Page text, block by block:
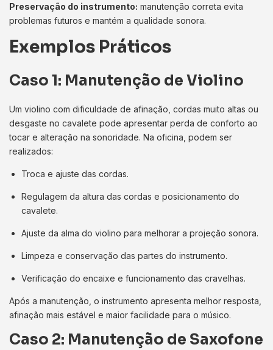
Preservação do instrumento: manutenção correta evita
problemas futuros e mantém a qualidade sonora.
Exemplos Práticos
Caso 1: Manutenção de Violino
Um violino com dificuldade de afinação, cordas muito altas ou
desgaste no cavalete pode apresentar perda de conforto ao
tocar e alteração na sonoridade. Na oficina, podem ser
realizados:
Troca e ajuste das cordas.
Regulagem da altura das cordas e posicionamento do
cavalete.
Ajuste da alma do violino para melhorar a projeção sonora.
Limpeza e conservação das partes do instrumento.
Verificação do encaixe e funcionamento das cravelhas.
Após a manutenção, o instrumento apresenta melhor resposta,
afinação mais estável e maior facilidade para o músico.
Caso 2: Manutenção de Saxofone